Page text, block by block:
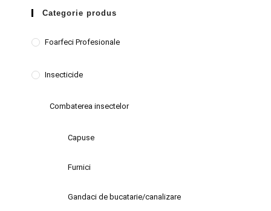
Categorie produs
Foarfeci Profesionale
Insecticide
Combaterea insectelor
Capuse
Furnici
Gandaci de bucatarie/canalizare